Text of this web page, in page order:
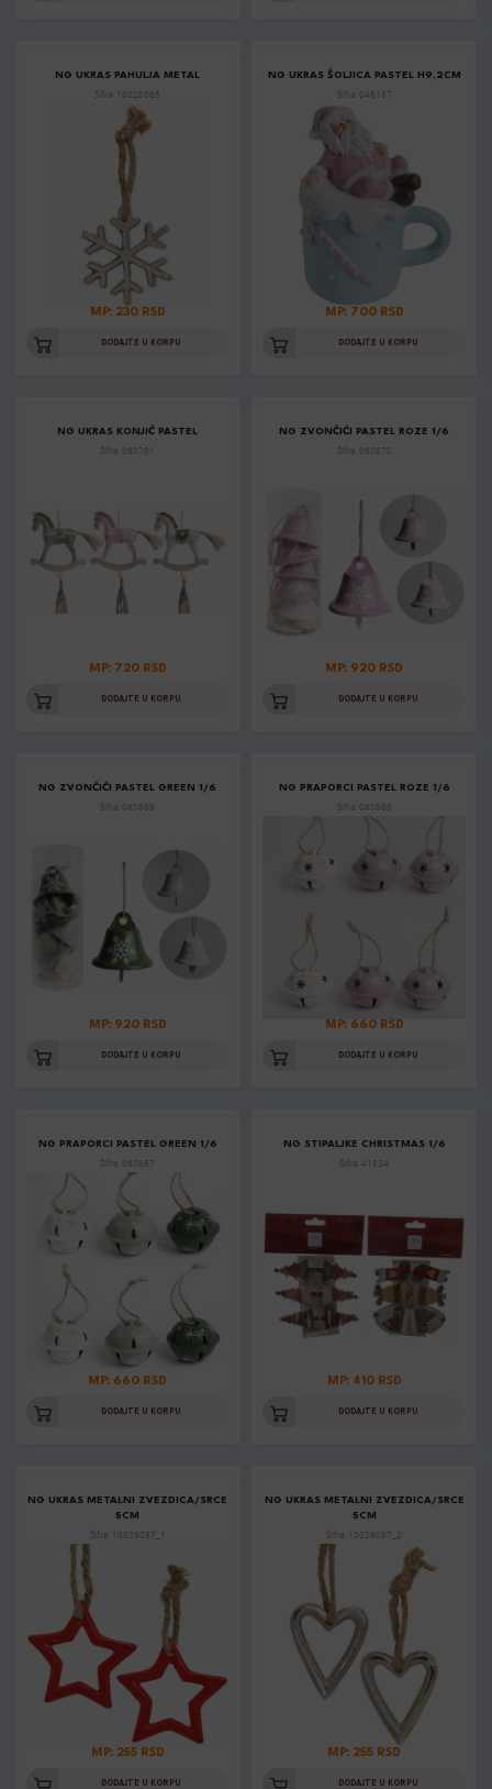
NG UKRAS PAHULJA METAL
Šifra: 10028865
MP: 230 RSD
DODAJTE U KORPU
NG UKRAS ŠOLJICA PASTEL H9,2CM
Šifra: 046167
MP: 700 RSD
DODAJTE U KORPU
NG UKRAS KONJIĆ PASTEL
Šifra: 060781
MP: 720 RSD
DODAJTE U KORPU
NG ZVONČIĆI PASTEL ROZE 1/6
Šifra: 060670
MP: 920 RSD
DODAJTE U KORPU
NG ZVONČIĆI PASTEL GREEN 1/6
Šifra: 060669
MP: 920 RSD
DODAJTE U KORPU
NG PRAPORCI PASTEL ROZE 1/6
Šifra: 060668
MP: 660 RSD
DODAJTE U KORPU
NG PRAPORCI PASTEL GREEN 1/6
Šifra: 060667
MP: 660 RSD
DODAJTE U KORPU
NG STIPALJKE CHRISTMAS 1/6
Šifra: 41924
MP: 410 RSD
DODAJTE U KORPU
NG UKRAS METALNI ZVEZDICA/SRCE
5CM
Šifra: 10029097_1
MP: 255 RSD
DODAJTE U KORPU
NG UKRAS METALNI ZVEZDICA/SRCE
5CM
Šifra: 10029097_2
MP: 255 RSD
DODAJTE U KORPU